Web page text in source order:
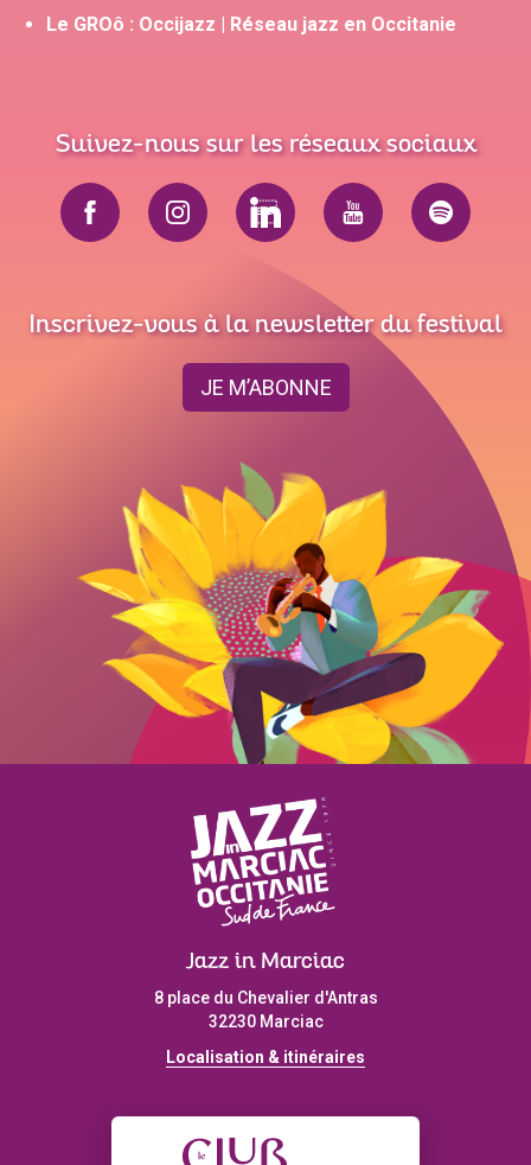
Le GROô : Occijazz | Réseau jazz en Occitanie
Suivez-nous sur les réseaux sociaux
Inscrivez-vous à la newsletter du festival
JE M’ABONNE
Jazz in Marciac
8 place du Chevalier d'Antras
32230 Marciac
Localisation & itinéraires